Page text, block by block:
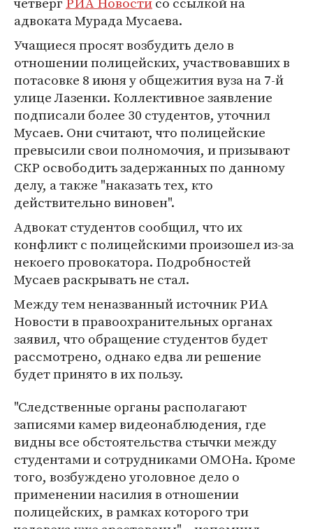
адвоката Мурада Мусаева.
Учащиеся просят возбудить дело в
отношении полицейских, участвовавших в
потасовке 8 июня у общежития вуза на 7-й
улице Лазенки. Коллективное заявление
подписали более 30 студентов, уточнил
Мусаев. Они считают, что полицейские
превысили свои полномочия, и призывают
СКР освободить задержанных по данному
делу, а также "наказать тех, кто
действительно виновен".
Адвокат студентов сообщил, что их
конфликт с полицейскими произошел из-за
некоего провокатора. Подробностей
Мусаев раскрывать не стал.
Между тем неназванный источник РИА
Новости в правоохранительных органах
заявил, что обращение студентов будет
рассмотрено, однако едва ли решение
будет принято в их пользу.
"Следственные органы располагают
записями камер видеонаблюдения, где
видны все обстоятельства стычки между
студентами и сотрудниками ОМОНа. Кроме
того, возбуждено уголовное дело о
применении насилия в отношении
полицейских, в рамках которого три